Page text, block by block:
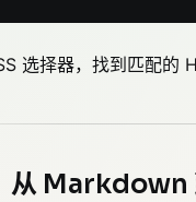
选择器，找到匹配的
从 Markdown